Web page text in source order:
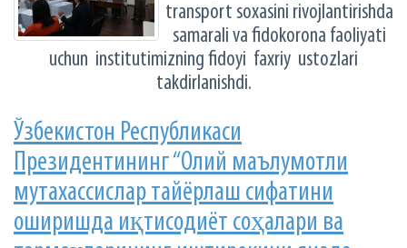
transport soxasini rivojlantirishda
samarali va fidokorona faoliyati
uchun institutimizning fidoyi faxriy ustozlari
takdirlanishdi.
Ўзбекистон Республикаси
Президентининг “Олий маълумотли
мутахассислар тайёрлаш сифатини
оширишда иқтисодиёт соҳалари ва